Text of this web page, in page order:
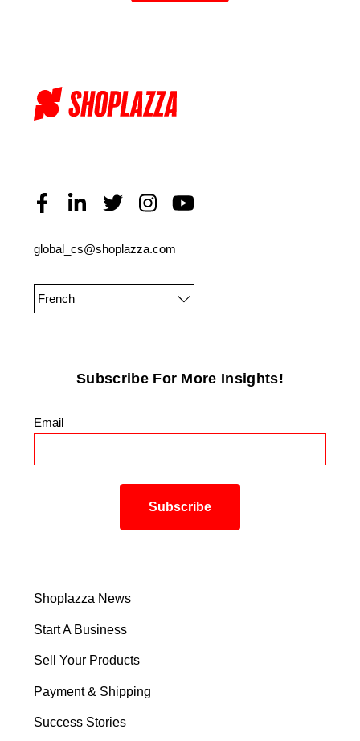
global_cs@shoplazza.com
French
Subscribe For More Insights!
Email
Shoplazza News
Start A Business
Sell Your Products
Payment & Shipping
Success Stories